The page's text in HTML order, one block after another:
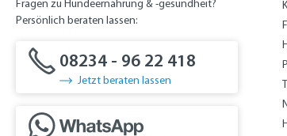
Fragen zu Hundeernährung & -gesundheit?
Persönlich beraten lassen:
08234 - 96 22 418
Jetzt beraten lassen